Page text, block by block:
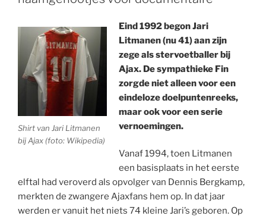
Shirt van Jari Litmanen
bij Ajax (foto: Wikipedia)
Eind 1992 begon Jari
Litmanen (nu 41) aan zijn
zege als stervoetballer bij
Ajax. De sympathieke Fin
zorgde niet alleen voor een
eindeloze doelpuntenreeks,
maar ook voor een serie
vernoemingen.
Vanaf 1994, toen Litmanen
een basisplaats in het eerste
elftal had veroverd als opvolger van Dennis Bergkamp,
merkten de zwangere Ajaxfans hem op. In dat jaar
werden er vanuit het niets 74 kleine Jari’s geboren. Op